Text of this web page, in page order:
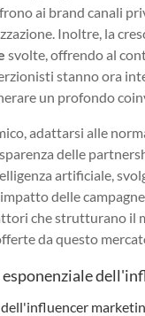
ai brand canali
Inoltre, la
svolte, offrendo al
stanno ora
un profondo
adattarsi alle
delle
artificiale,
delle
che strutturano il
da questo